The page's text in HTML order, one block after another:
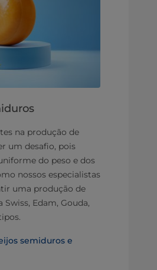
na produção de
um desafio, pois
do peso e dos
nossos especialistas
uma produção de
Edam, Gouda,
semiduros e